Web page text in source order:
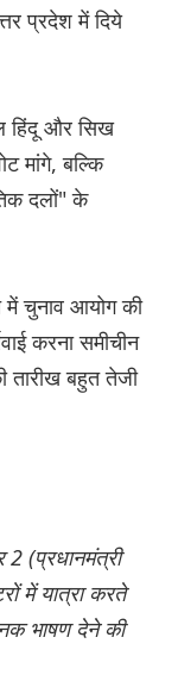
प्रदेश में दिये
हिंदू और सिख
मांगे, बल्कि
दलों" के
में चुनाव आयोग की
करना समीचीन
तारीख बहुत तेजी
2 (प्रधानमंत्री
में यात्रा करते
भाषण देने की